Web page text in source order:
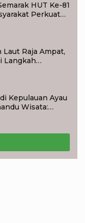
HUT Ke-81
Perkuat
Raja Ampat,
Langkah
Kepulauan Ayau
Wisata: